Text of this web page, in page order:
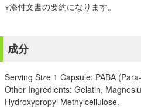
※添付文書の要約になります。
成分
Serving Size 1 Capsule: PABA
Other Ingredients: Gelatin,
Hydroxypropyl Methylcellulose.